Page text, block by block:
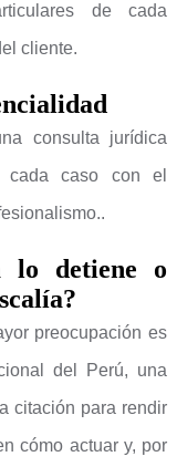
de cada
cliente.
consulta jurídica
cada caso con el
lo detiene o
preocupación es
del Perú, una
citación para rendir
cómo actuar y, por